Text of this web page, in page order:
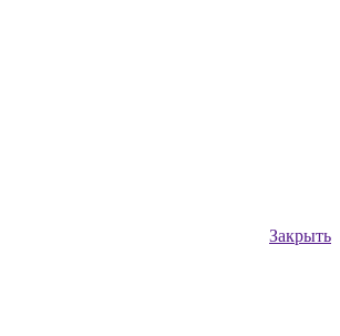
Закрыть